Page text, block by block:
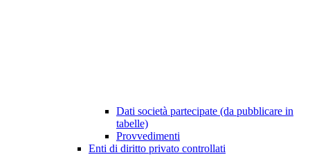
Dati società partecipate (da pubblicare in
tabelle)
Provvedimenti
Enti di diritto privato controllati